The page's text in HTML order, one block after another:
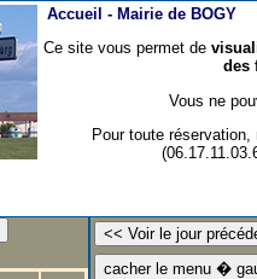
Accueil - Mairie de BOGY
Ce site vous permet de
des
Vous ne
Pour toute